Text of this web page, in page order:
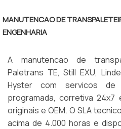
MANUTENCAO DE
ENGENHARIA
A manutencao de
Paletrans TE, Still EXU,
Hyster com servicos de
programada, corretiva
originais e OEM. O SLA
acima de 4.000 horas e